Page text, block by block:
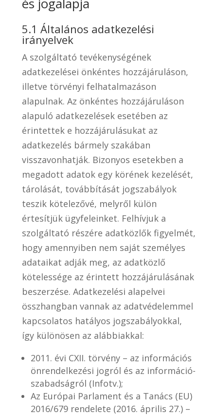
5.1 Általános adatkezelési
irányelvek
A szolgáltató tevékenységének
adatkezelései önkéntes hozzájáruláson,
illetve törvényi felhatalmazáson
alapulnak. Az önkéntes hozzájáruláson
alapuló adatkezelések esetében az
érintettek e hozzájárulásukat az
adatkezelés bármely szakában
visszavonhatják. Bizonyos esetekben a
megadott adatok egy körének kezelését,
tárolását, továbbítását jogszabályok
teszik kötelezővé, melyről külön
értesítjük ügyfeleinket. Felhívjuk a
szolgáltató részére adatközlők figyelmét,
hogy amennyiben nem saját személyes
adataikat adják meg, az adatközlő
kötelessége az érintett hozzájárulásának
beszerzése. Adatkezelési alapelvei
összhangban vannak az adatvédelemmel
kapcsolatos hatályos jogszabályokkal,
így különösen az alábbiakkal:
2011. évi CXII. törvény – az információs
önrendelkezési jogról és az információ-
szabadságról (Infotv.);
Az Európai Parlament és a Tanács (EU)
2016/679 rendelete (2016. április 27.) –